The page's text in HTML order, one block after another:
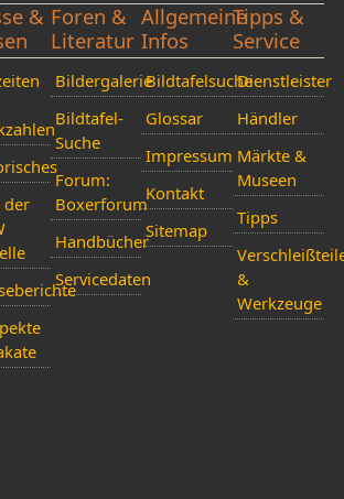
&
der
Foren &
Literatur
Bildergalerie
Bildtafel-
Suche
Forum:
Boxerforum
Handbücher
Servicedaten
Allgemeine
Infos
Bildtafelsuche
Glossar
Impressum
Kontakt
Sitemap
Tipps &
Service
Dienstleister
Händler
Märkte &
Museen
Tipps
&
Werkzeuge